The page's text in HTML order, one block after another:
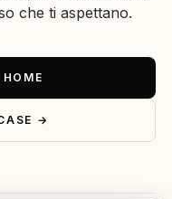
che ti aspettano.
→